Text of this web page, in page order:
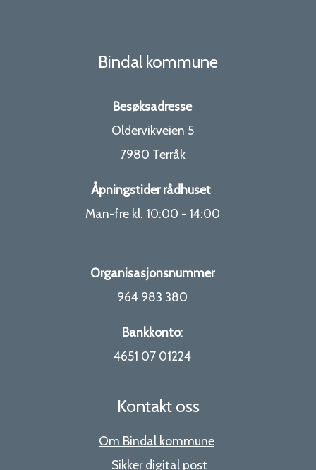
Bindal kommune
Besøksadresse
Oldervikveien 5
7980 Terråk
Åpningstider rådhuset
Man-fre kl. 10:00 - 14:00
Organisasjonsnummer
964 983 380
Bankkonto:
4651 07 01224
Kontakt oss
Om Bindal kommune
Sikker digital post